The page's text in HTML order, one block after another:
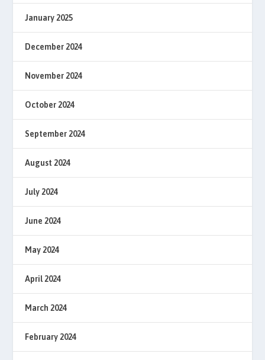
January 2025
December 2024
November 2024
October 2024
September 2024
August 2024
July 2024
June 2024
May 2024
April 2024
March 2024
February 2024